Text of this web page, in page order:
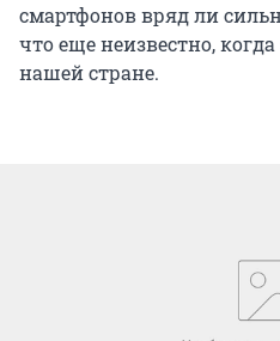
смартфонов вряд ли
что еще неизвестно,
нашей стране.